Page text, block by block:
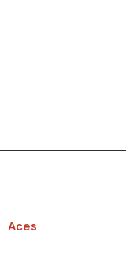
Aces